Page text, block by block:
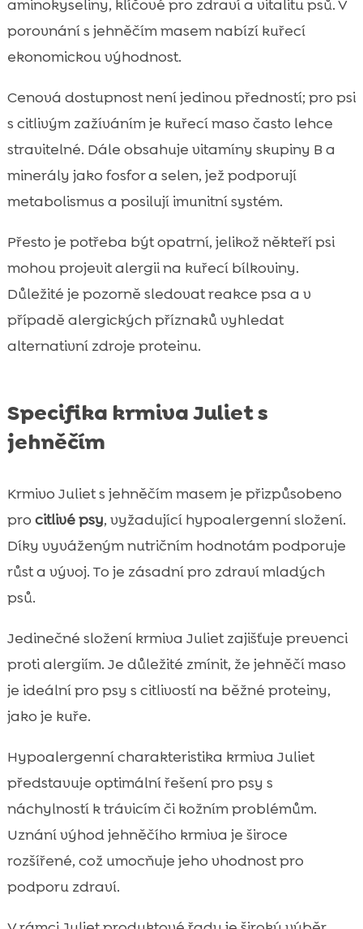
aminokyseliny, klíčové pro zdraví a vitalitu psů. V
porovnání s jehněčím masem nabízí kuřecí
ekonomickou výhodnost.
Cenová dostupnost není jedinou předností; pro psi
s citlivým zažíváním je kuřecí maso často lehce
stravitelné. Dále obsahuje vitamíny skupiny B a
minerály jako fosfor a selen, jež podporují
metabolismus a posilují imunitní systém.
Přesto je potřeba být opatrní, jelikož někteří psi
mohou projevit alergii na kuřecí bílkoviny.
Důležité je pozorně sledovat reakce psa a v
případě alergických příznaků vyhledat
alternativní zdroje proteinu.
Specifika krmiva Juliet s
jehněčím
Krmivo Juliet s jehněčím masem je přizpůsobeno
pro citlivé psy, vyžadující hypoalergenní složení.
Díky vyváženým nutričním hodnotám podporuje
růst a vývoj. To je zásadní pro zdraví mladých
psů.
Jedinečné složení krmiva Juliet zajišťuje prevenci
proti alergiím. Je důležité zmínit, že jehněčí maso
je ideální pro psy s citlivostí na běžné proteiny,
jako je kuře.
Hypoalergenní charakteristika krmiva Juliet
představuje optimální řešení pro psy s
náchylností k trávicím či kožním problémům.
Uznání výhod jehněčího krmiva je široce
rozšířené, což umocňuje jeho vhodnost pro
podporu zdraví.